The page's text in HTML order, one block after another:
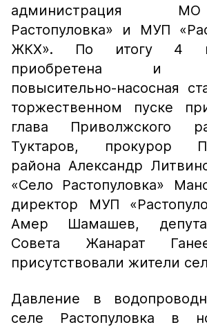
администрация
Растопуловка» и МУП
ЖКХ». По итогу 4
приобретена и
повысительно-насосная
торжественном пуске
глава Приволжского
Туктаров, прокурор
района Александр
«Село Растопуловка»
директор МУП
Амер Шамашев,
Совета Жанарат
присутствовали жители
Давление в
селе Растопуловка в